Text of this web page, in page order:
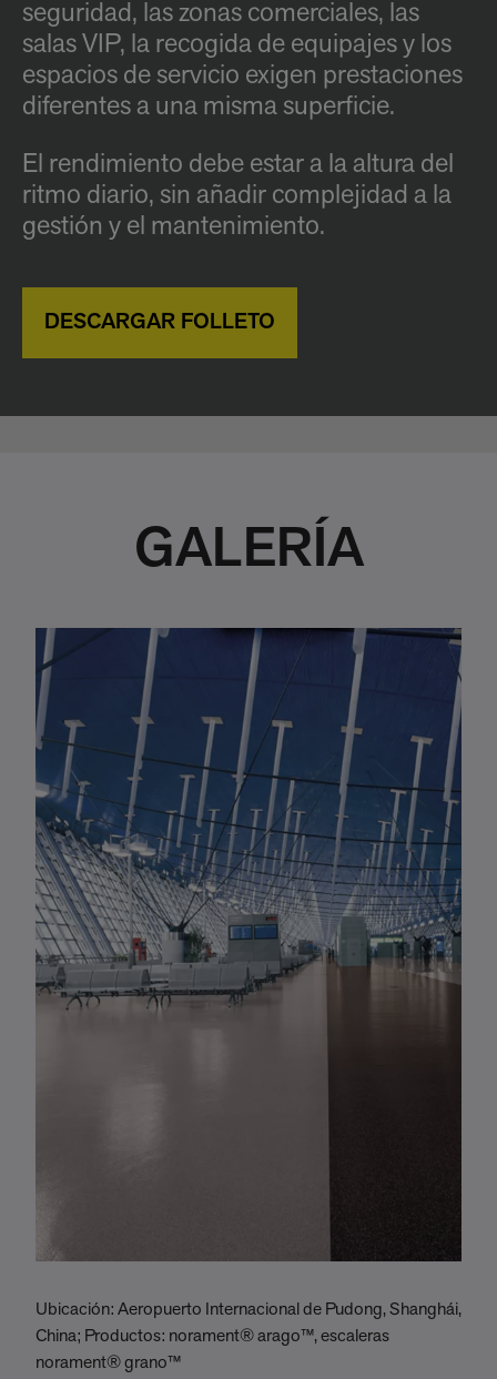
seguridad, las zonas comerciales, las
salas VIP, la recogida de equipajes y los
espacios de servicio exigen prestaciones
diferentes a una misma superficie.
El rendimiento debe estar a la altura del
ritmo diario, sin añadir complejidad a la
gestión y el mantenimiento.
DESCARGAR FOLLETO
GALERÍA
Ubicación: Aeropuerto Internacional de Pudong, Shanghái,
China; Productos: norament® arago™, escaleras
norament® grano™